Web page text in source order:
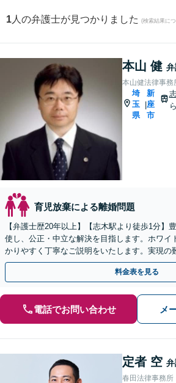
1 人の弁護士が見つかりました (検索結果に
本山 健
本山健法律事務
埼
玉
県
|
新
座
市
育児放棄による離婚問題
【弁護士歴20年以上】【志木駅より徒歩1分】
使し、公正・中立な解決を目指します。ホワイ
かりやすく丁寧なご説明をいたします。実現の
きる限りご希望に沿えるようなアドバイスを行
料金表を見る
電話でお問い合わせ メ
定者 空
春田法律事務所